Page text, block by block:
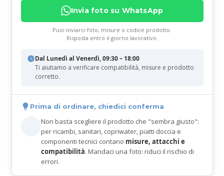
Invia foto su WhatsApp
Puoi inviarci foto, misure o codice prodotto.
Risposta entro il giorno lavorativo.
Dal Lunedì al Venerdì, 09:30 – 18:00
Ti aiutiamo a verificare compatibilità, misure e prodotto
corretto.
Prima di ordinare, chiedici conferma
Non basta scegliere il prodotto che "sembra giusto":
per ricambi, sanitari, copriwater, piatti doccia e
componenti tecnici contano misure, attacchi e
compatibilità. Mandaci una foto: riduci il rischio di
errori.